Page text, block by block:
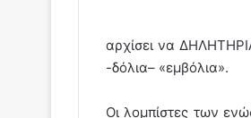
αρχίσει να
-δόλια– «εμβόλια».
Οι λομπίστες των